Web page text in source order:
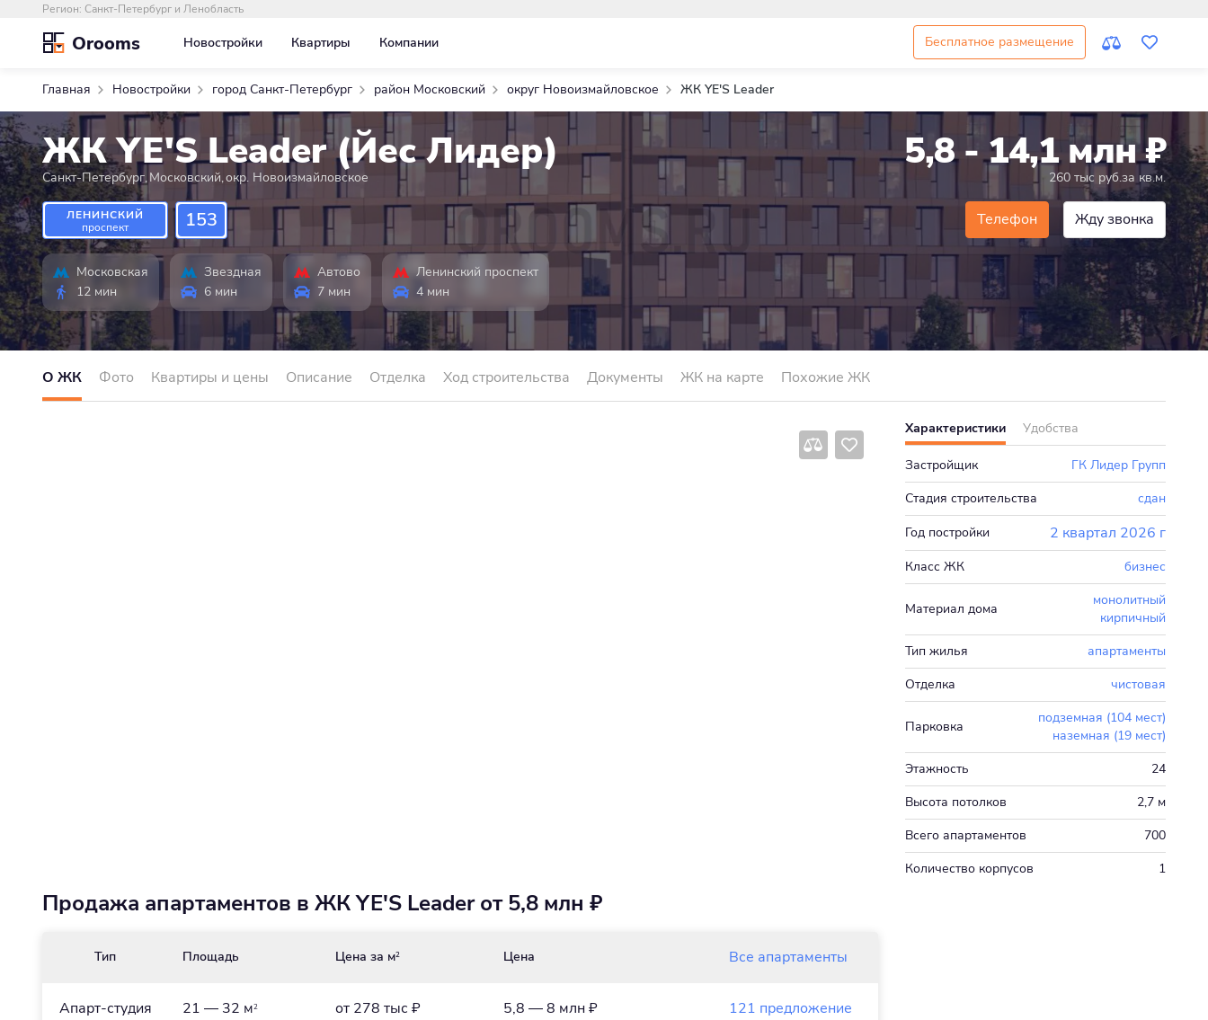
Регион: Санкт-Петербург и Ленобласть
Orooms Новостройки Квартиры Компании Бесплатное размещение
Главная Новостройки город Санкт-Петербург район Московский округ Новоизмайловское ЖК YE'S Leader
ЖК YE'S Leader (Йес Лидер)
Санкт-Петербург,Московский,окр. Новоизмайловское
ЛЕНИНСКИЙ
проспект
153
Московская
12 мин
Звездная
6 мин
Автово
7 мин
Ленинский проспект
4 мин
5,8 - 14,1 млн₽
260 тыс руб.за кв.м.
Телефон Жду звонка
О ЖК Фото Квартиры и цены Описание Отделка Ход строительства Документы ЖК на карте Похожие ЖК
Характеристики Удобства
Застройщик
ГК Лидер Групп
Стадия строительства
сдан
Год постройки
2 квартал 2026 г
Класс ЖК бизнес
Материал дома
монолитный
кирпичный
Тип жилья
апартаменты
Отделка
чистовая
Парковка
подземная (104 мест)
наземная (19 мест)
Этажность
24
Высота потолков
2,7 м
Всего апартаментов
700
Количество корпусов
1
Продажа апартаментов в ЖК YE'S Leader от 5,8 млн ₽
Тип Площадь Цена за м2 Цена Все апартаменты
Апарт-студия 21 — 32 м2 от 278 тыс ₽ 5,8 — 8 млн ₽ 121 предложение